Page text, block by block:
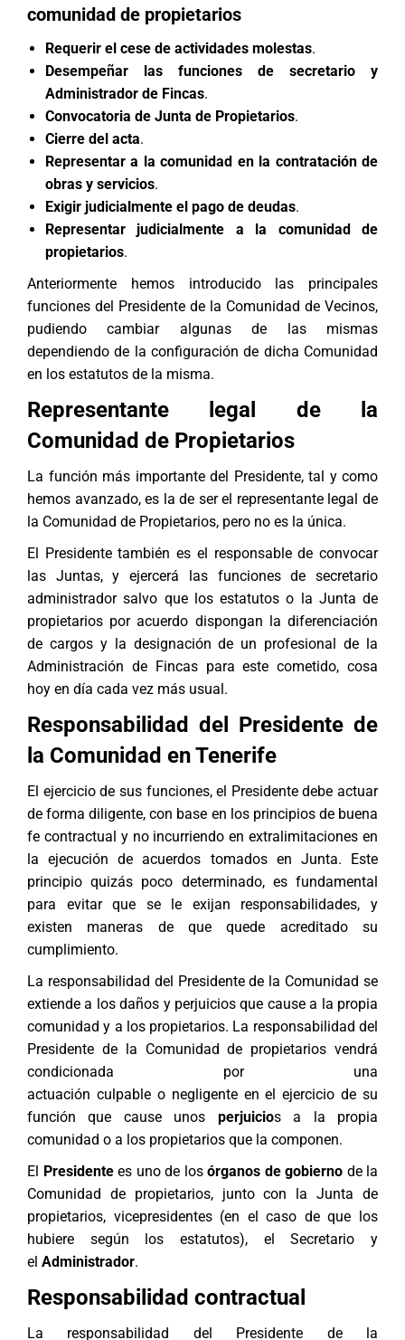
comunidad de propietarios
Requerir el cese de actividades molestas.
Desempeñar las funciones de secretario y
Administrador de Fincas.
Convocatoria de Junta de Propietarios.
Cierre del acta.
Representar a la comunidad en la contratación de
obras y servicios.
Exigir judicialmente el pago de deudas.
Representar judicialmente a la comunidad de
propietarios.
Anteriormente hemos introducido las principales
funciones del Presidente de la Comunidad de Vecinos,
pudiendo cambiar algunas de las mismas
dependiendo de la configuración de dicha Comunidad
en los estatutos de la misma.
Representante legal de la
Comunidad de Propietarios
La función más importante del Presidente, tal y como
hemos avanzado, es la de ser el representante legal de
la Comunidad de Propietarios, pero no es la única.
El Presidente también es el responsable de convocar
las Juntas, y ejercerá las funciones de secretario
administrador salvo que los estatutos o la Junta de
propietarios por acuerdo dispongan la diferenciación
de cargos y la designación de un profesional de la
Administración de Fincas para este cometido, cosa
hoy en día cada vez más usual.
Responsabilidad del Presidente de
la Comunidad en Tenerife
El ejercicio de sus funciones, el Presidente debe actuar
de forma diligente, con base en los principios de buena
fe contractual y no incurriendo en extralimitaciones en
la ejecución de acuerdos tomados en Junta. Este
principio quizás poco determinado, es fundamental
para evitar que se le exijan responsabilidades, y
existen maneras de que quede acreditado su
cumplimiento.
La responsabilidad del Presidente de la Comunidad se
extiende a los daños y perjuicios que cause a la propia
comunidad y a los propietarios. La responsabilidad del
Presidente de la Comunidad de propietarios vendrá
condicionada por una
actuación culpable o negligente en el ejercicio de su
función que cause unos perjuicios a la propia
comunidad o a los propietarios que la componen.
El Presidentees uno de los órganos de gobierno de la
Comunidad de propietarios, junto con la Junta de
propietarios, vicepresidentes (en el caso de que los
hubiere según los estatutos), el Secretario y
el Administrador.
Responsabilidad contractual
La responsabilidad del Presidente de la